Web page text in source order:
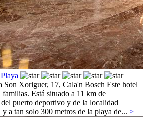
Son Xoriguer, 17, Cala'n Bosch Este hotel
Está situado a 11 km de
puerto deportivo y de la localidad
a tan solo 300 metros de la playa de... >